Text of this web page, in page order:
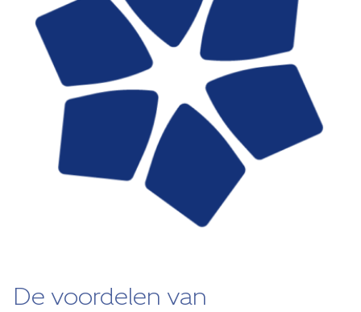
De voordelen van